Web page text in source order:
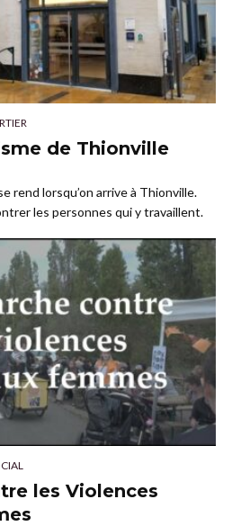
de Thionville
rend lorsqu’on arrive à Thionville.
les personnes qui y travaillent.
les Violences